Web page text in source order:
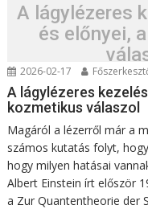
A lágylézeres
és előnyei,
2026-02-17
A lágylézeres
kozmetikus válaszol
Magáról a lézerről már a
számos kutatás folyt,
hogy milyen hatásai
Albert Einstein írt először
a Zur Quantentheorie der